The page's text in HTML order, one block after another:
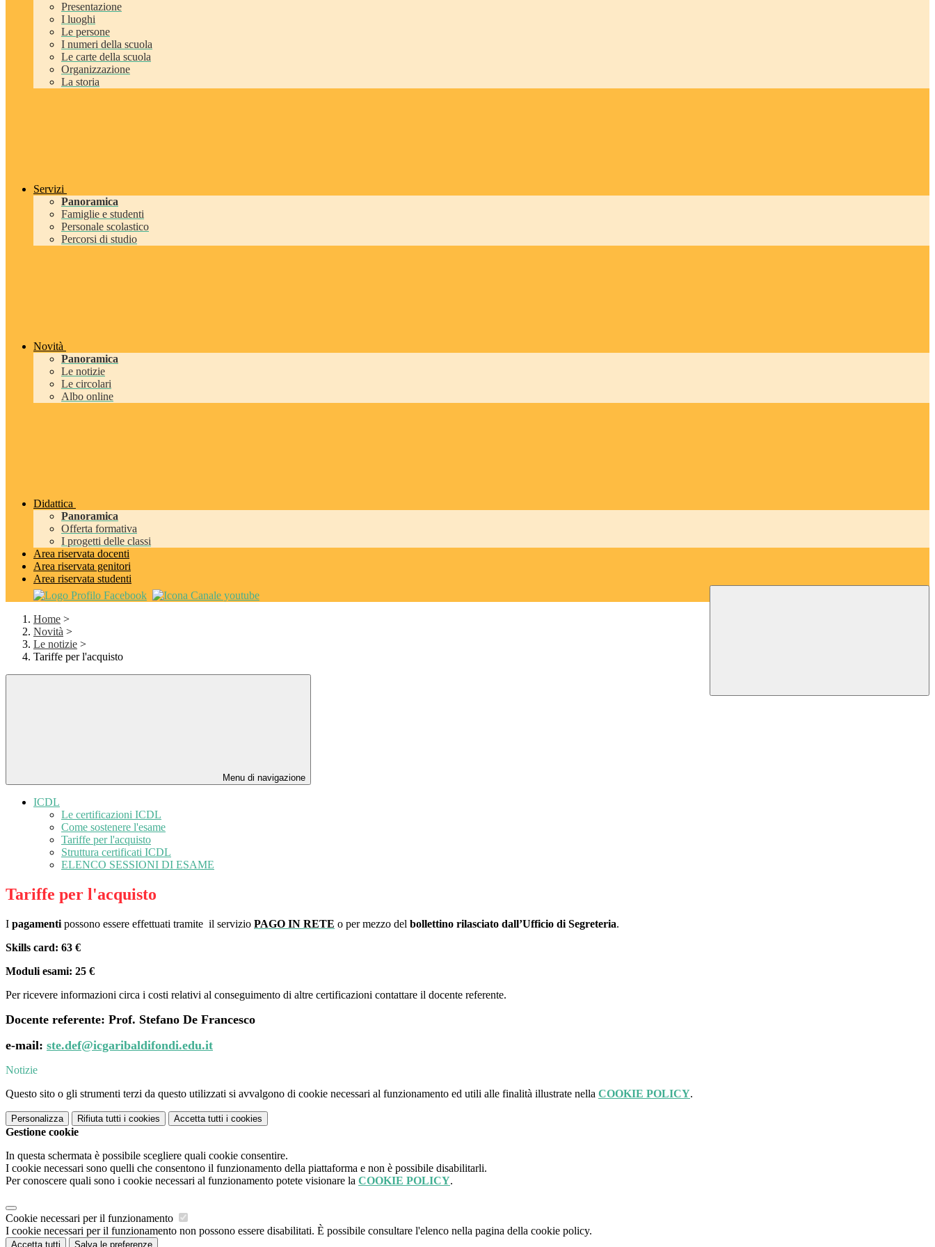
Presentazione
I luoghi
Le persone
I numeri della scuola
Le carte della scuola
Organizzazione
La storia
Servizi
Panoramica
Famiglie e studenti
Personale scolastico
Percorsi di studio
Novità
Panoramica
Le notizie
Le circolari
Albo online
Didattica
Panoramica
Offerta formativa
I progetti delle classi
Area riservata docenti
Area riservata genitori
Area riservata studenti
Home >
Novità >
Le notizie >
Tariffe per l'acquisto
Menu di navigazione
ICDL
Le certificazioni ICDL
Come sostenere l'esame
Tariffe per l'acquisto
Struttura certificati ICDL
ELENCO SESSIONI DI ESAME
Tariffe per l'acquisto
I pagamenti possono essere effettuati tramite il servizio PAGO IN RETE o per mezzo del bollettino rilasciato dall’Ufficio di Segreteria.
Skills card: 63 €
Moduli esami: 25 €
Per ricevere informazioni circa i costi relativi al conseguimento di altre certificazioni contattare il docente referente.
Docente referente: Prof. Stefano De Francesco
e-mail: ste.def@icgaribaldifondi.edu.it
Notizie
Questo sito o gli strumenti terzi da questo utilizzati si avvalgono di cookie necessari al funzionamento ed utili alle finalità illustrate nella COOKIE POLICY.
Personalizza Rifiuta tutti i cookies Accetta tutti i cookies
Gestione cookie
In questa schermata è possibile scegliere quali cookie consentire.
I cookie necessari sono quelli che consentono il funzionamento della piattaforma e non è possibile disabilitarli.
Per conoscere quali sono i cookie necessari al funzionamento potete visionare la COOKIE POLICY.
Cookie necessari per il funzionamento
I cookie necessari per il funzionamento non possono essere disabilitati. È possibile consultare l'elenco nella pagina della cookie policy.
Accetta tutti Salva le preferenze